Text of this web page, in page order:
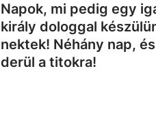
Napok, mi pedig egy
király dologgal
nektek! Néhány nap,
derül a titokra!